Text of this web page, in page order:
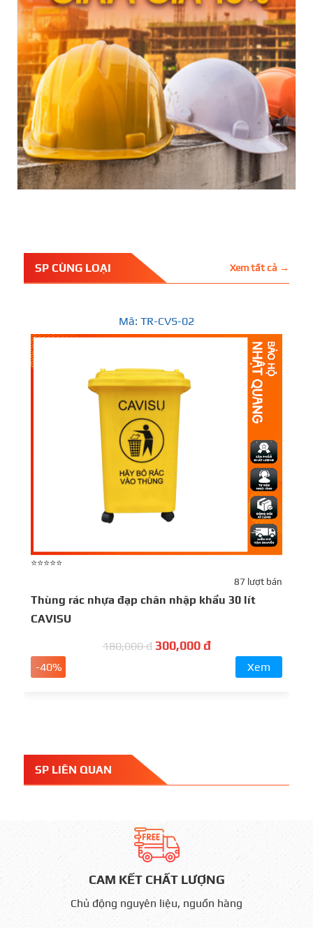
SP CÙNG LOẠI Xem tất cả →
Mã: TR-CVS-02
⭐⭐⭐⭐⭐
87 lượt bán
Thùng rác nhựa đạp chân nhập khẩu 30 lít
CAVISU
180,000 đ 300,000 đ
-40% Xem
SP LIÊN QUAN
CAM KẾT CHẤT LƯỢNG
Chủ động nguyên liệu, nguồn hàng